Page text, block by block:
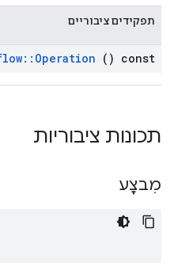
תפקידים ציבוריים
:: Operation () const
תכונות ציבוריות
מִבצָע